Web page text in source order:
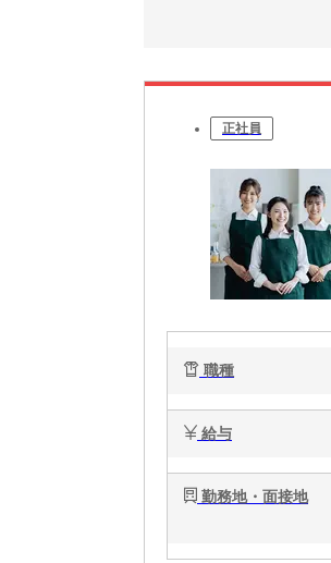
正社員
職種
給与
勤務地・面接地